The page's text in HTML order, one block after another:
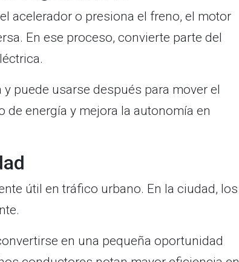
acelerador o presiona el freno, el motor
En ese proceso, convierte parte del
puede usarse después para mover el
de energía y mejora la autonomía en
útil en tráfico urbano. En la ciudad, los
en una pequeña oportunidad